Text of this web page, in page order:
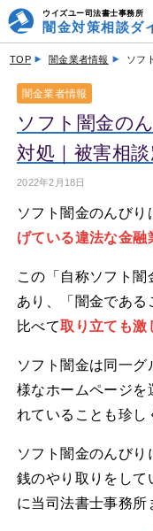
ウイズユー司法書士事務所
闇金対策相談ダ
TOP 闇金業者情報 ソフ
闇金業者情報
ソフト闇金の
対処｜被害相談
2022年2月18日
ソフト闇金のんびり
げている違法な金融
この「自称ソフト闇
あり、「闇金である
比べて取り立ても激
ソフト闇金は同一
様なホームページを
れていることも珍し
ソフト闇金のんび
銭のやり取りをして
に当司法書士事務所